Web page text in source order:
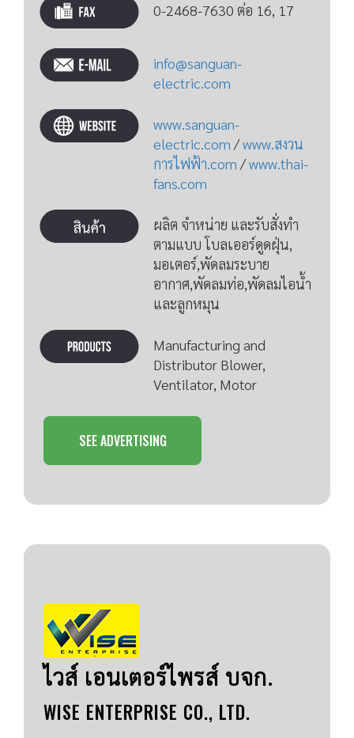
0-2468-7630 ต่อ 16, 17
info@sanguan-
electric.com
www.sanguan-
electric.com /www.สงวน
การไฟฟ้า.com /www.thai-
fans.com
ผลิต จำหน่าย และรับสั่งทำ
ตามแบบ โบลเออร์ดูดฝุ่น,
มอเตอร์,พัดลมระบาย
อากาศ,พัดลมท่อ,พัดลมไอน้ำ
และลูกหมุน
Manufacturing and
Distributor Blower,
Ventilator, Motor
SEE ADVERTISING
ไวส์ เอนเตอร์ไพรส์ บจก.
WISE ENTERPRISE CO., LTD.